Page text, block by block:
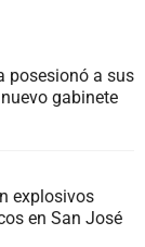
posesionó a sus
gabinete
explosivos
en San José